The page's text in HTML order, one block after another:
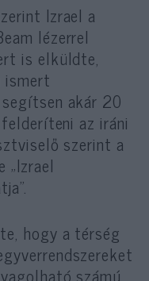
Izrael a
lézerrel
is elküldte,
ismert
akár 20
az iráni
szerint a
hogy a térség
számú